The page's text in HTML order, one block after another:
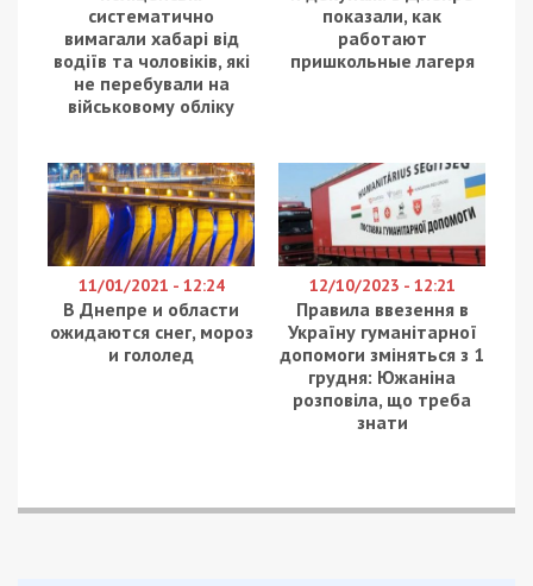
За ответом журналист
49000.com.uaотправился
на улицу Березинскую, где генеральный
подрядчик департамента благоустройства и
инфраструктуры горсовета “Тракция Инфра”
было заметить и работников КП “Гідроспоруди”,
которые и отвечают за состояние ливневок. Их
задача: во время ремонта дорог поднимать
ливневки на уровень проложенного асфальта и
попутно чистить, а где и ремонтировать слив.
По словам начальника производственного
отдела КП “Гідроспоруди” Михаила Ступака,
таких на улице Березинской было тридцать. За
жителей этой улицы можно, конечно
порадоваться, но как быть остальному городу?
ливневки от ила, меняют и ремонтируют саму